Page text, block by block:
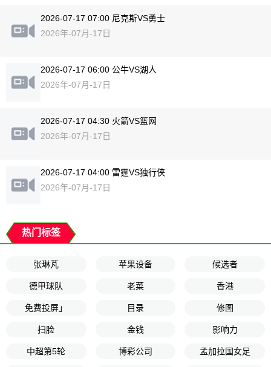
2026-07-17 07:00 尼克斯VS勇士
2026年-07月-17日
2026-07-17 06:00 公牛VS湖人
2026年-07月-17日
2026-07-17 04:30 火箭VS篮网
2026年-07月-17日
2026-07-17 04:00 雷霆VS独行侠
2026年-07月-17日
热门标签
张琳芃 苹果设备 候选者
德甲球队 老菜 香港
免费投屏」 目录 修图
扫脸 金钱 影响力
中超第5轮 博彩公司 孟加拉国女足